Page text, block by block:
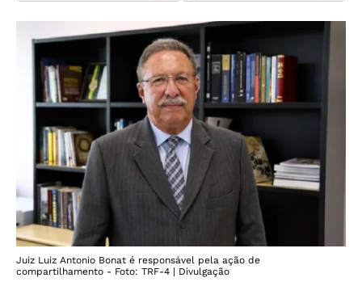
Juiz Luiz Antonio Bonat é responsável pela ação de
compartilhamento - Foto: TRF-4 | Divulgação